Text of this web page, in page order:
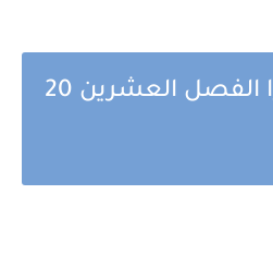
رواية انتقام تمارا الفصل العشرين 20